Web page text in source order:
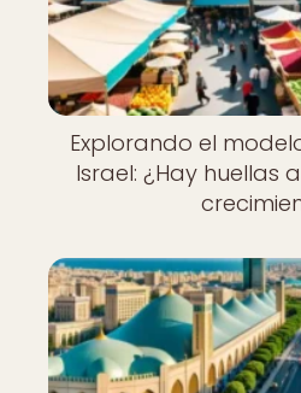
Explorando el
Israel: ¿Hay huellas